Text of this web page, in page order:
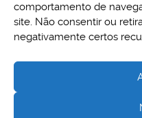
comportamento de
site. Não consentir ou
negativamente certos
Aspectos legais e
Política de Privacidade